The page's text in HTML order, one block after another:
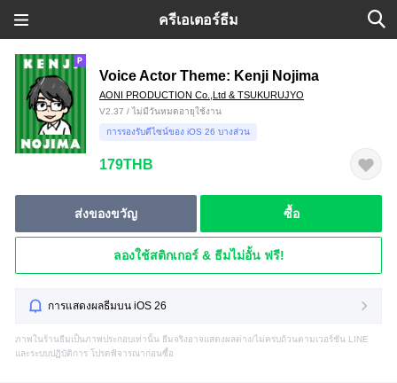
ครีเอเตอร์ธีม
Voice Actor Theme: Kenji Nojima
AONI PRODUCTION Co.,Ltd & TSUKURUJYO
V2.37 / ไม่มีวันหมดอายุใช้งาน
การรองรับดีไซน์ของ iOS 26 บางส่วน
179THB
ส่งของขวัญ ซื้อ
ลองใช้สติกเกอร์ & ธีมไม่อั้น ฟรี!
การแสดงผลธีมบน iOS 26
ภาพในร้านธีมเป็นภาพประกอบเท่านั้น ธีมจริงอาจแสดงผลต่าง/ไม่ครบถ้วนตามเวอร์ชัน LINE
และระบบปฏิบัติการ โปรดพิจารณาก่อนซื้อ